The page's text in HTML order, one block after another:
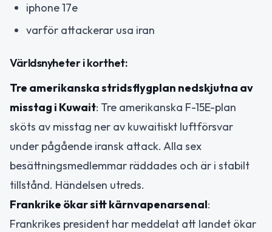
iphone 17e
varför attackerar usa iran
Världsnyheter i korthet:
Tre amerikanska stridsflygplan nedskjutna av
misstag i Kuwait: Tre amerikanska F-15E-plan
sköts av misstag ner av kuwaitiskt luftförsvar
under pågående iransk attack. Alla sex
besättningsmedlemmar räddades och är i stabilt
tillstånd. Händelsen utreds.
Frankrike ökar sitt kärnvapenarsenal:
Frankrikes president har meddelat att landet ökar